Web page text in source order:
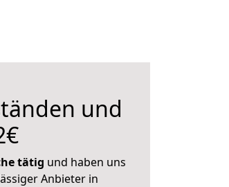
und
tätig und haben uns
Anbieter in